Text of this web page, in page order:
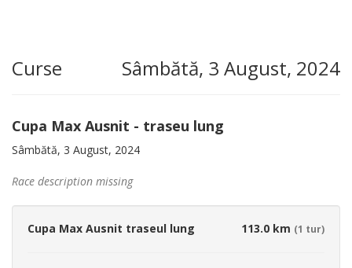
Curse Sâmbătă, 3 August, 2024
Cupa Max Ausnit - traseu lung
Sâmbătă, 3 August, 2024
Race description missing
Cupa Max Ausnit traseul lung 113.0 km (1 tur)